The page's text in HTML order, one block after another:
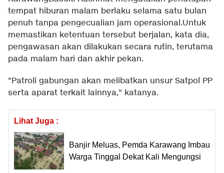
tempat hiburan malam berlaku selama satu bulan
penuh tanpa pengecualian jam operasional.‎Untuk
memastikan ketentuan tersebut berjalan, kata dia,
pengawasan akan dilakukan secara rutin, terutama
pada malam hari dan akhir pekan.
"Patroli gabungan akan melibatkan unsur Satpol PP
serta aparat terkait lainnya," katanya.
Lihat Juga :
Banjir Meluas, Pemda Karawang Imbau
Warga Tinggal Dekat Kali Mengungsi